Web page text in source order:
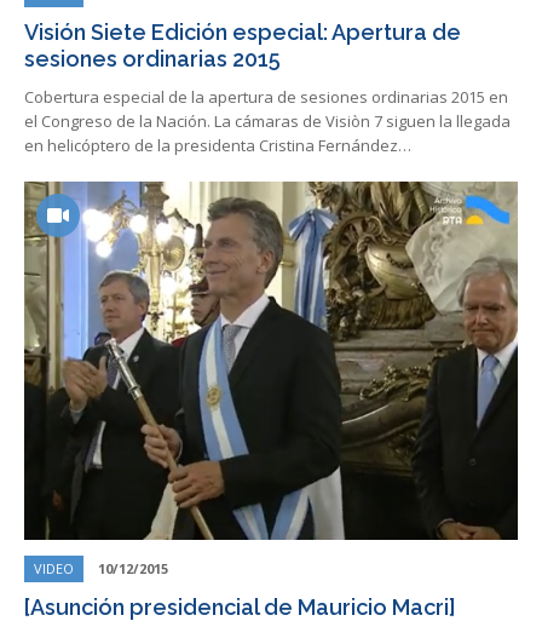
Visión Siete Edición especial: Apertura de
sesiones ordinarias 2015
Cobertura especial de la apertura de sesiones ordinarias 2015 en
el Congreso de la Nación. La cámaras de Visiòn 7 siguen la llegada
en helicóptero de la presidenta Cristina Fernández…
VIDEO 10/12/2015
[Asunción presidencial de Mauricio Macri]